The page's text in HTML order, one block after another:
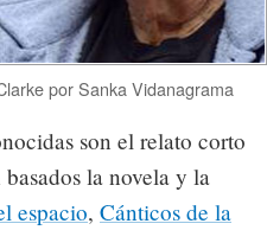
por Sanka Vidanagrama
son el relato corto
la novela y la
espacio, Cánticos de la